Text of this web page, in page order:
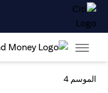
الموسم 4